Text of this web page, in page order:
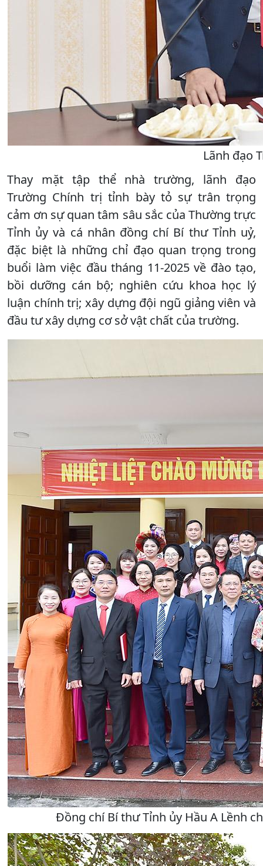
Lãnh đạo
Thay mặt tập thể nhà trường, lãnh đạo
Trường Chính trị tỉnh bày tỏ sự trân trọng
cảm ơn sự quan tâm sâu sắc của Thường trực
Tỉnh ủy và cá nhân đồng chí Bí thư Tỉnh uỷ,
đặc biệt là những chỉ đạo quan trọng trong
buổi làm việc đầu tháng 11-2025 về đào tạo,
bồi dưỡng cán bộ; nghiên cứu khoa học lý
luận chính trị; xây dựng đội ngũ giảng viên và
đầu tư xây dựng cơ sở vật chất của trường.
Đồng chí Bí thư Tỉnh ủy Hầu A Lềnh